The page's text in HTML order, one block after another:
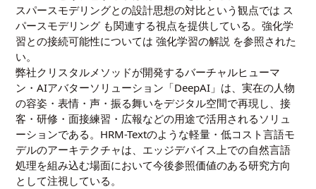
スパースモデリングとの設計思想の対比という観点では ス
パースモデリング も関連する視点を提供している。強化学
習との接続可能性については強化学習の解説 を参照された
い。
弊社クリスタルメソッドが開発するバーチャルヒューマ
ン・AIアバターソリューション「DeepAI」は、実在の人物
の容姿・表情・声・振る舞いをデジタル空間で再現し、接
客・研修・面接練習・広報などの用途で活用されるソリュ
ーションである。HRM-Textのような軽量・低コスト言語モ
デルのアーキテクチャは、エッジデバイス上での自然言語
処理を組み込む場面において今後参照価値のある研究方向
として注視している。